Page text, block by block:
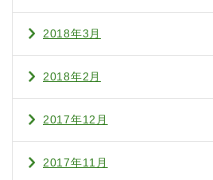
2018年3月
2018年2月
2017年12月
2017年11月